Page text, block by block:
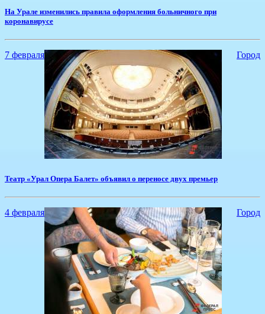
На Урале изменились правила оформления больничного при
коронавирусе
7 февраля Город
​Театр «Урал Опера Балет» объявил о переносе двух премьер
4 февраля Город